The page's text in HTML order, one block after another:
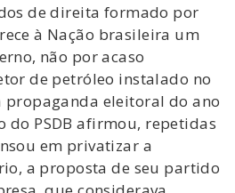
de direita formado por
à Nação brasileira um
não por acaso
de petróleo instalado no
propaganda eleitoral do ano
do PSDB afirmou, repetidas
em privatizar a
a proposta de seu partido